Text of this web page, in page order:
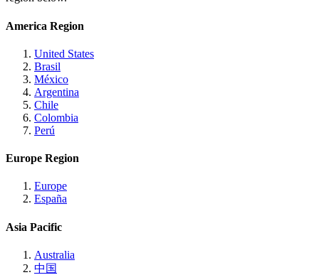
America Region
United States
Brasil
México
Argentina
Chile
Colombia
Perú
Europe Region
Europe
España
Asia Pacific
Australia
中国